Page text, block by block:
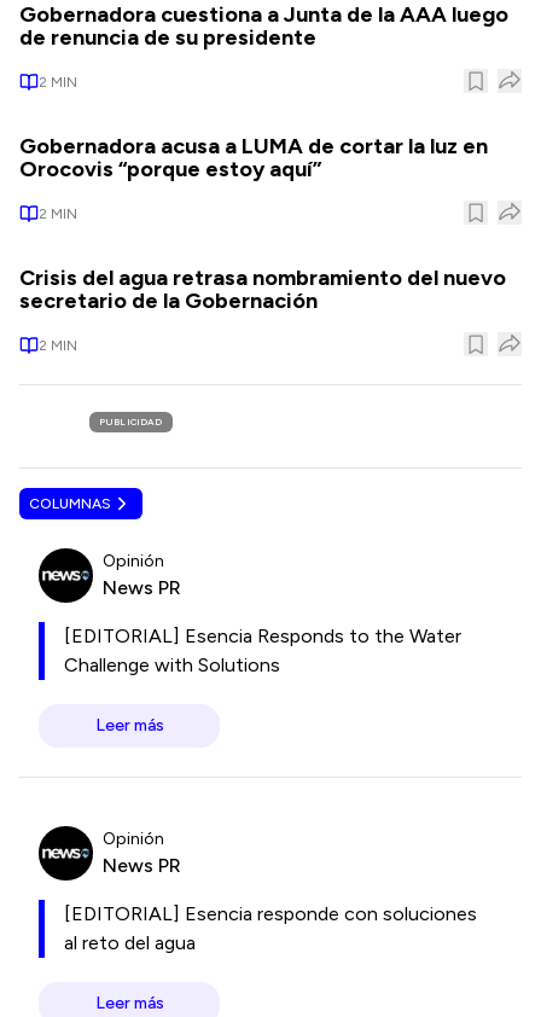
Gobernadora cuestiona a Junta de la AAA luego
de renuncia de su presidente
2 MIN
Gobernadora acusa a LUMA de cortar la luz en
Orocovis “porque estoy aquí”
2 MIN
Crisis del agua retrasa nombramiento del nuevo
secretario de la Gobernación
2 MIN
PUBLICIDAD
COLUMNAS
Opinión
News PR
[EDITORIAL] Esencia Responds to the Water
Challenge with Solutions
Leer más
Opinión
News PR
[EDITORIAL] Esencia responde con soluciones
al reto del agua
Leer más